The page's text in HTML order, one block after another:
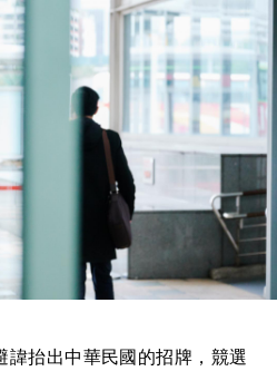
諱抬出中華民國的招牌，競選